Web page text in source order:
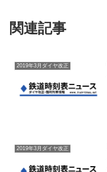
関連記事
2019年3月ダイヤ改正
2019年3月ダイヤ改正